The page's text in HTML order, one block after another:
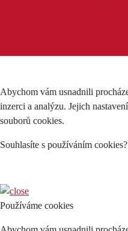
Abychom vám usnadnili
inzerci a analýzu. Jejich
souborů cookies.
Souhlasíte s používáním cookies?
Používáme cookies